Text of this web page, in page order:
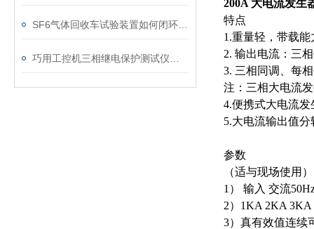
200A 大电流发生
特点
1.重量轻，带载能
2. 输出电流：三
3. 三相同调、每
注：三相大电流
4.便携式大电流发
5.大电流输出值
参数
（适与现场使用
1 ） 输入 交流
2） 1KA 2KA 3KA
3）真有效值连续